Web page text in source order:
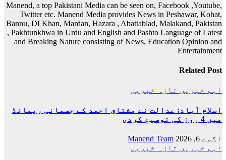
Manend, a top Pakistani Media can be seen on, Facebook ,Youtube,
Twitter etc. Manend Media provides News in Peshawar, Kohat,
Bannu, DI Khan, Mardan, Hazara , Abattablad, Malakand, Pakistan
, Pakhtunkhwa in Urdu and English and Pashto Language of Latest
and Breaking Nature consisting of News, Education Opinion and
Entertainment
Related Post
اہم خبریں تازہ خبریں
اسلام آباد: عدالت نے مشتاق احمد کے جسمانی ریمانڈ
میں 4 روز کی توسیع کردی
اگست 6, 2026
Manend Team
اہم خبریں تازہ خبریں